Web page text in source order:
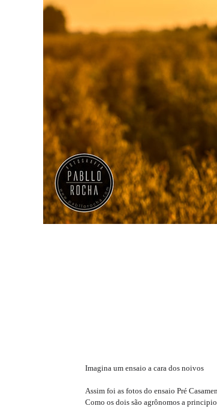
Imagina um ensaio a cara dos noivos
Assim foi as fotos do ensaio Pré
Como os dois são agrônomos a